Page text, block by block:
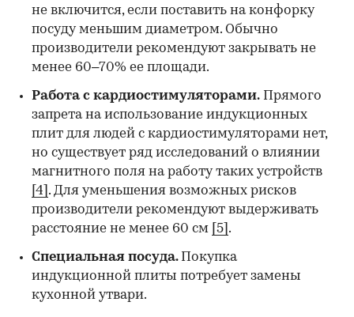
не включится, если поставить на конфорку
посуду меньшим диаметром. Обычно
производители рекомендуют закрывать не
менее 60–70% ее площади.
Работа с кардиостимуляторами. Прямого
запрета на использование индукционных
плит для людей с кардиостимуляторами нет,
но существует ряд исследований о влиянии
магнитного поля на работу таких устройств
[4] . Для уменьшения возможных рисков
производители рекомендуют выдерживать
расстояние не менее 60 см [5] .
Специальная посуда. Покупка
индукционной плиты потребует замены
кухонной утвари.